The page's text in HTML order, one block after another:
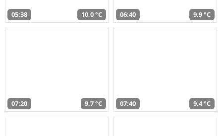
05:38 10,0 °C 06:40 9,9 °C
07:20 9,7 °C 07:40 9,4 °C